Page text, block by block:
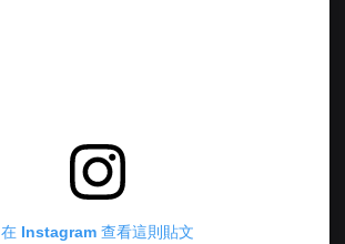
在 Instagram 查看這則貼文